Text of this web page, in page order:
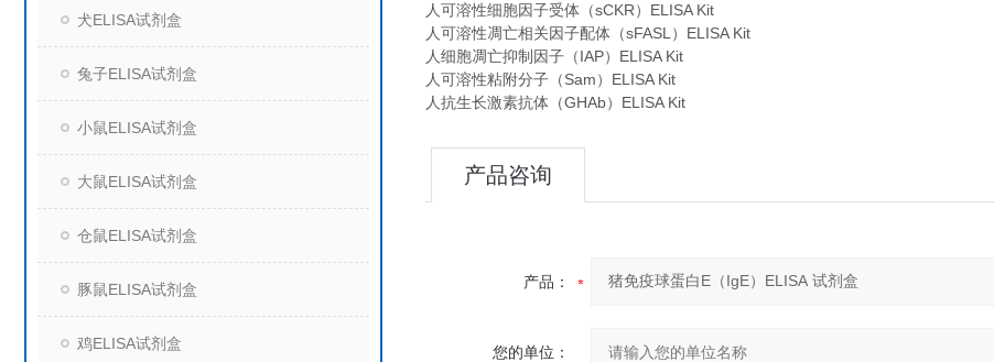
犬ELISA试剂盒
兔子ELISA试剂盒
小鼠ELISA试剂盒
大鼠ELISA试剂盒
仓鼠ELISA试剂盒
豚鼠ELISA试剂盒
鸡ELISA试剂盒
人可溶性细胞因子受体（sCKR）ELISA Kit
人可溶性凋亡相关因子配体（sFASL）ELISA Kit
人细胞凋亡抑制因子（IAP）ELISA Kit
人可溶性粘附分子（Sam）ELISA Kit
人抗生长激素抗体（GHAb）ELISA Kit
产品咨询
产品：
您的单位：